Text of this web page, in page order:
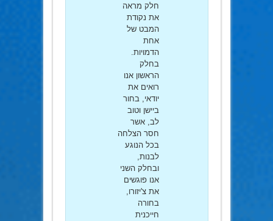
חלק מראה
את נקודת
המבט של
אחת
הדמויות.
בחלק
הראשון אנו
רואים את
יודאי, בחור
ביישן וטוב
לב, אשר
חסר הצלחה
בכל הנוגע
לבנות,
ובחלק השני
אנו פוגשים
את צ'יזורו,
בחורה
חייכנית